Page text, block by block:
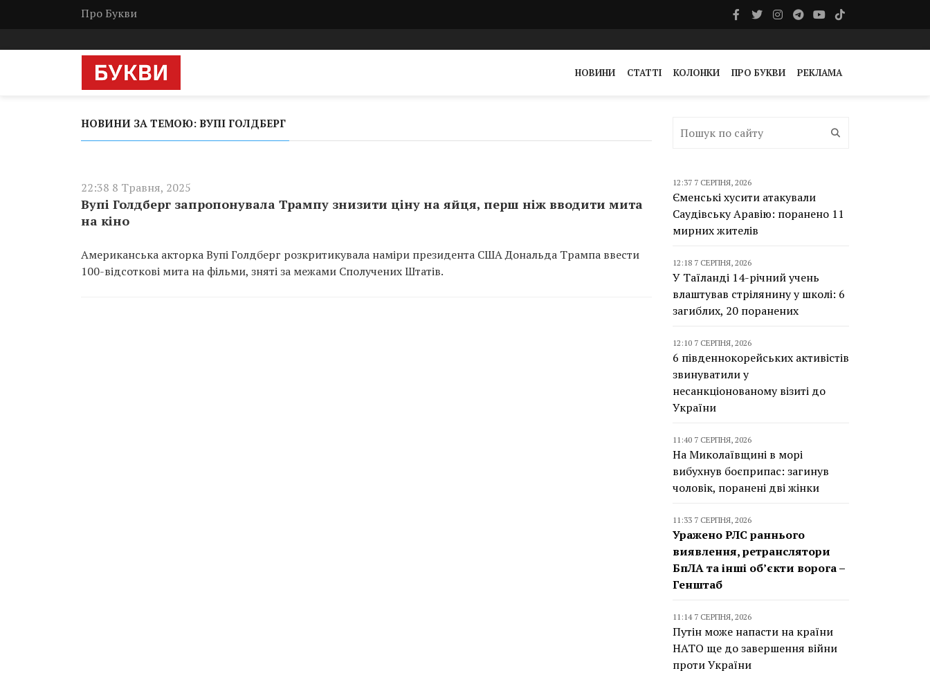
Про Букви
НОВИНИ СТАТТІ КОЛОНКИ ПРО БУКВИ РЕКЛАМА
НОВИНИ ЗА ТЕМОЮ: ВУПІ ГОЛДБЕРГ
22:38 8 Травня, 2025
Вупі Голдберг запропонувала Трампу знизити ціну на яйця, перш ніж вводити мита
на кіно
Американська акторка Вупі Голдберг розкритикувала наміри президента США Дональда Трампа ввести
100-відсоткові мита на фільми, зняті за межами Сполучених Штатів.
12:37 7 СЕРПНЯ, 2026
Єменські хусити атакували
Саудівську Аравію: поранено 11
мирних жителів
12:18 7 СЕРПНЯ, 2026
У Таїланді 14-річний учень
влаштував стрілянину у школі: 6
загиблих, 20 поранених
12:10 7 СЕРПНЯ, 2026
6 південнокорейських активістів
звинуватили у
несанкціонованому візиті до
України
11:40 7 СЕРПНЯ, 2026
На Миколаївщині в морі
вибухнув боєприпас: загинув
чоловік, поранені дві жінки
11:33 7 СЕРПНЯ, 2026
Уражено РЛС раннього
виявлення, ретранслятори
БпЛА та інші об’єкти ворога –
Генштаб
11:14 7 СЕРПНЯ, 2026
Путін може напасти на країни
НАТО ще до завершення війни
проти України